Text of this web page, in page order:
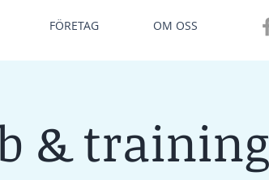
FÖRETAG OM OSS
& training